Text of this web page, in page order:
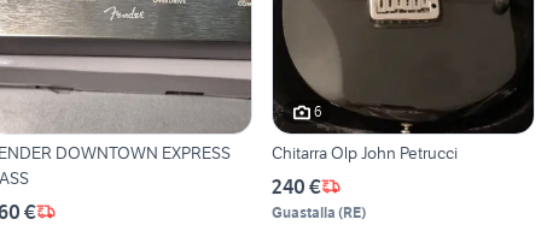
DOWNTOWN EXPRESS
€
6
Chitarra Olp John Petrucci
240 €
Guastalla (RE)